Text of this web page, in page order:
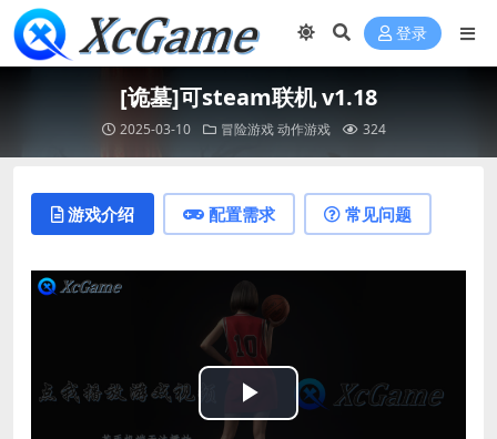
登录
[诡墓]可steam联机 v1.18
2025-03-10 冒险游戏动作游戏 324
游戏介绍 配置需求 常见问题
Play